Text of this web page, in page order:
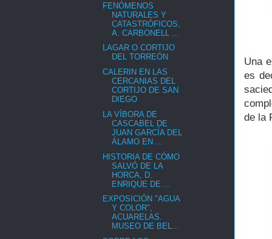
Una
es
de la
FENÓMENOS
NATURALES Y
CATASTRÓFICOS,
A. CARBONELL ...
LAGAR O CORTIJO
DEL TORREÓN
CALERIN EN LAS
CERCANIAS DEL
CORTIJO DE SAN
DIEGO
LA VÍBORA DE
CASCABEL DE
JUAN GARCÍA DEL
ÁLAMO EN ...
HISTORIA DE CÓMO
SALVÓ DE LA
HORCA, D.
ENRIQUE DE ...
EXPOSICIÓN "AGUA
Y COLOR",
ACUARELAS.
MUSEO DE BEL...